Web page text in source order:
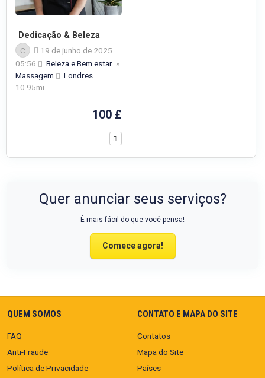
Dedicação & Beleza
C
19 de junho de 2025
05:56
Beleza e Bem estar »
Massagem
Londres
10.95mi
100 £
Quer anunciar seus serviços?
É mais fácil do que você pensa!
Comece agora!
QUEM SOMOS
FAQ
Anti-Fraude
Política de Privacidade
CONTATO E MAPA DO SITE
Contatos
Mapa do Site
Países